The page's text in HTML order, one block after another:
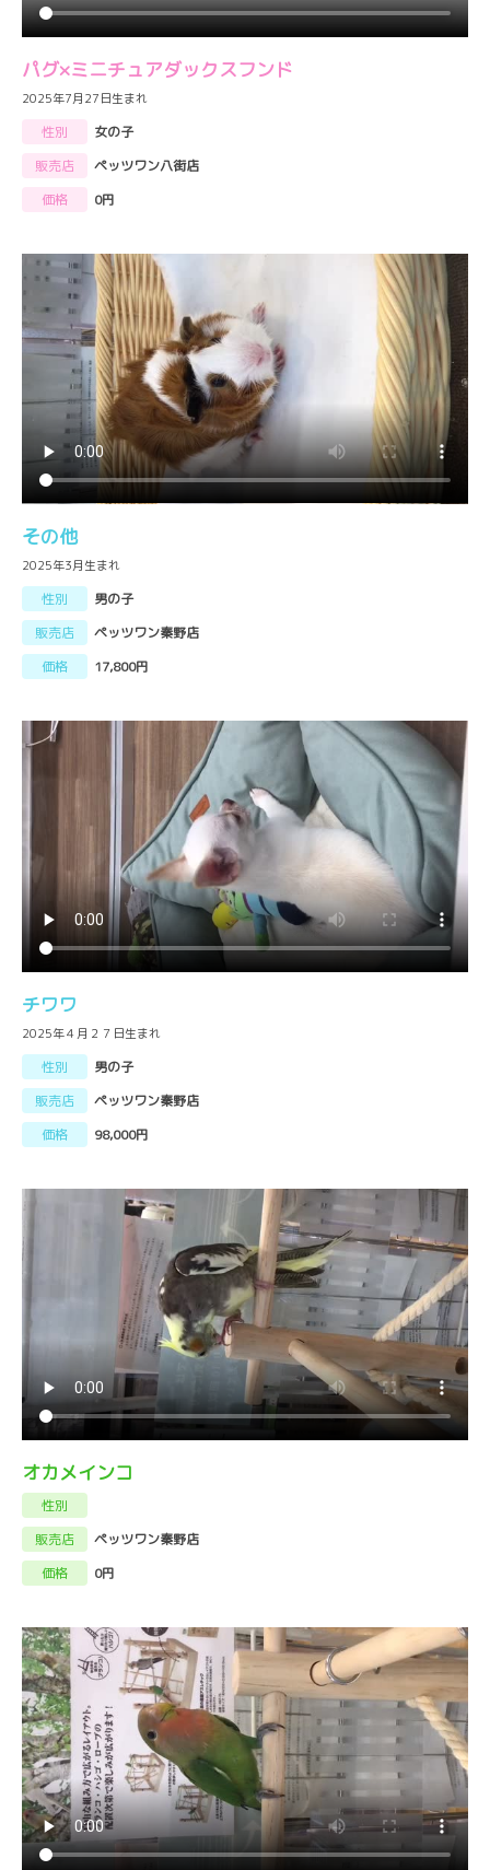
パグ×ミニチュアダックスフンド
2025年7月27日生まれ
性別
女の子
販売店
ペッツワン八街店
価格
0円
その他
2025年3月生まれ
性別
男の子
販売店
ペッツワン秦野店
価格
17,800円
チワワ
2025年４月２７日生まれ
性別
男の子
販売店
ペッツワン秦野店
価格
98,000円
オカメインコ
性別
販売店
ペッツワン秦野店
価格
0円